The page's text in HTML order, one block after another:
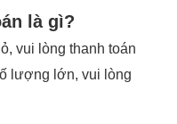
là gì?
vui lòng thanh toán
lượng lớn, vui lòng